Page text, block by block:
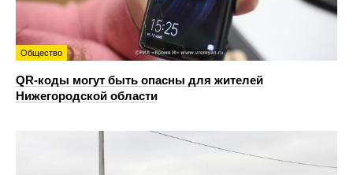
Общество
QR-коды могут быть опасны для жителей
Нижегородской области